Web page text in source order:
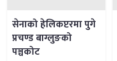
सेनाको हेलिकप्टरमा पुगे
प्रचण्ड बाग्लुङको
पञ्चकोट